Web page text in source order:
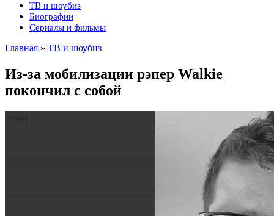
ТВ и шоубиз
Биографии
Сериалы и фильмы
Главная » ТВ и шоубиз
Из-за мобилизации рэпер Walkie
покончил с собой